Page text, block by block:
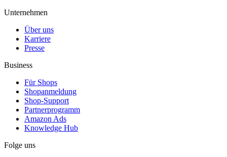
Unternehmen
Über uns
Karriere
Presse
Business
Für Shops
Shopanmeldung
Shop-Support
Partnerprogramm
Amazon Ads
Knowledge Hub
Folge uns